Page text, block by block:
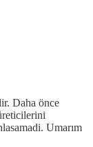
Daha önce
Umarım